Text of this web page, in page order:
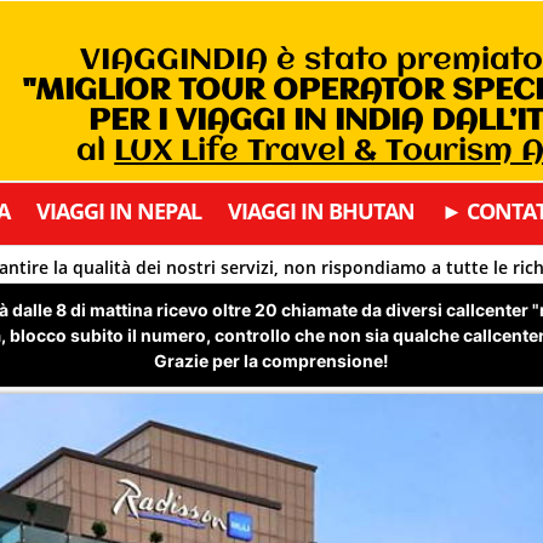
VIAGGINDIA è stato
"MIGLIOR TOUR OPERATOR
PER I VIAGGI IN INDIA
al LUX Life Travel & Tourism
VIAGGI IN NEPAL VIAGGI IN BHUTAN ►
la qualità dei nostri servizi, non rispondiamo a tutte le
dalle 8 di mattina ricevo oltre 20 chiamate da diversi callcenter
blocco subito il numero, controllo che non sia qualche
Grazie per la comprensione!